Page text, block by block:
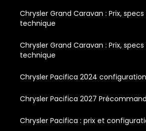
Chrysler Grand Caravan : Prix,
technique
Chrysler Grand Caravan : Prix,
technique
Chrysler Pacifica 2024
Chrysler Pacifica 2027
Chrysler Pacifica : prix et